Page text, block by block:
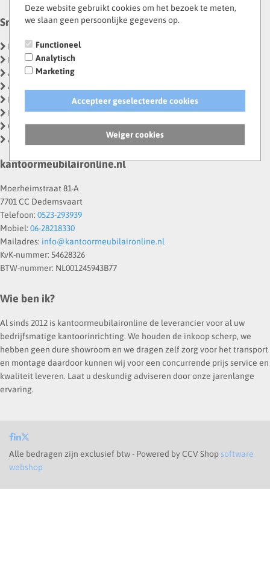
Snel naar
Beginpagina
Klantenservice
Algemene voorwaarden
AVG | Privacyverklaring
Betaalmethodes
Nieuws
Contactformulier
Account gegevens
kantoormeubilaironline.nl
Moerheimstraat 81-A
7701 CC Dedemsvaart
Telefoon: 0523-293939
Mobiel: 06-28218330
Mailadres: info@kantoormeubilaironline.nl
KvK-nummer: 54628326
BTW-nummer: NL001245943B77
Wie ben ik?
Al sinds 2012 is kantoormeubilaironline de leverancier voor al uw
bedrijfsmatige kantoorinrichting. We houden de inkoop scherp, we
hebben geen dure showroom en we dragen zelf zorg voor het transport
en montage daardoor kunnen wij voor een concurrende prijs service en
kwaliteit leveren. Laat u deskundig adviseren door onze jarenlange
ervaring.
Alle bedragen zijn exclusief btw - Powered by CCV Shop software
webshop
Deze website gebruikt cookies om het bezoek te meten,
we slaan geen persoonlijke gegevens op.
Functioneel
Analytisch
Marketing
Accepteer geselecteerde cookies
Weiger cookies